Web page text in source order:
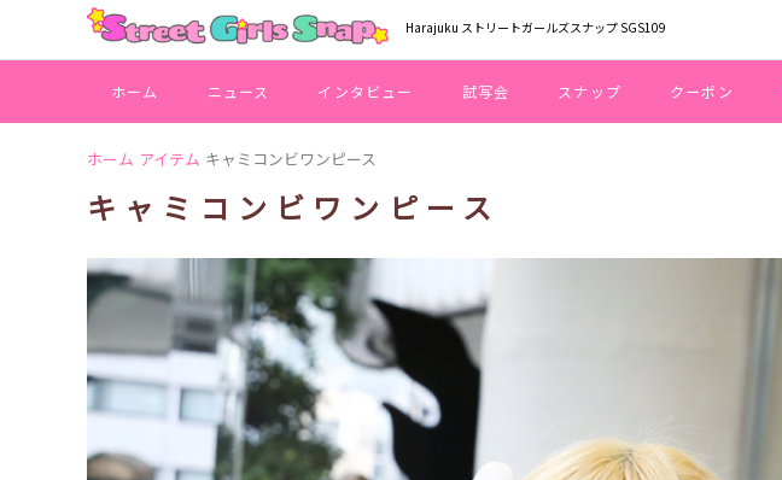
Harajuku ストリートガールズスナップ SGS109
ホーム ニュース インタビュー 試写会 スナップ クーポン
ホーム アイテム キャミコンビワンピース
キャミコンビワンピース